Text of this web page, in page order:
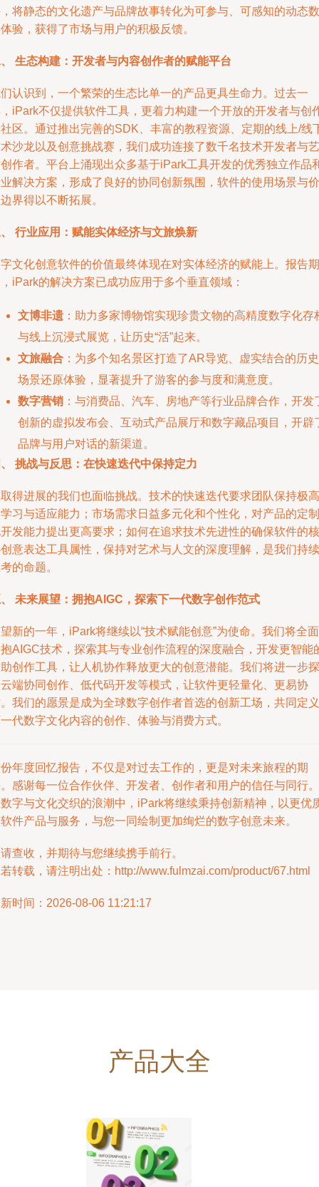
将静态的文化遗产与品牌故事转化为可参与、可感知的动态数
验，获得了市场与用户的积极反馈。
生态构建：开发者与内容创作者的赋能平台
认识到，一个繁荣的生态比单一的产品更具生命力。过去一
iPark不仅提供软件工具，更着力构建一个开放的开发者与创
区。通过推出完善的SDK、丰富的教程资源、定期的线上/线
沙龙以及创意挑战赛，我们成功连接了数千名技术开发者与艺
作者。平台上涌现出众多基于iPark工具开发的优秀独立作品
解决方案，形成了良好的协同创新氛围，软件的使用场景与价
界得以不断拓展。
行业应用：赋能实体经济与文旅焕新
文化创意软件的价值最终体现在对实体经济的赋能上。报告期
iPark的解决方案已成功应用于多个垂直领域：
文博非遗 ：助力多家博物馆实现珍贵文物的高精度数字化存
与线上沉浸式展览，让历史“活”起来。
文旅融合 ：为多个知名景区打造了AR导览、虚实结合的历史
场景还原体验，显著提升了游客的参与度和满意度。
数字营销 ：与消费品、汽车、房地产等行业品牌合作，开发
创新的虚拟发布会、互动式产品展厅和数字藏品项目，开辟
品牌与用户对话的新渠道。
挑战与反思：在快速迭代中保持定力
得进展的我们也面临挑战。技术的快速迭代要求团队保持极高
习与适应能力；市场需求日益多元化和个性化，对产品的定制
发能力提出更高要求；如何在追求技术先进性的确保软件的核
意表达工具属性，保持对艺术与人文的深度理解，是我们持续
的命题。
未来展望：拥抱AIGC，探索下一代数字创作范式
新的一年，iPark将继续以“技术赋能创意”为使命。我们将全面
AIGC技术，探索其与专业创作流程的深度融合，开发更智能
创作工具，让人机协作释放更大的创意潜能。我们将进一步探
端协同创作、低代码开发等模式，让软件更轻量化、更易协
我们的愿景是成为全球数字创作者首选的创新工场，共同定义
代数字文化内容的创作、体验与消费方式。
年度回忆报告，不仅是对过去工作的，更是对未来旅程的期
感谢每一位合作伙伴、开发者、创作者和用户的信任与同行。
字与文化交织的浪潮中，iPark将继续秉持创新精神，以更优
件产品与服务，与您一同绘制更加绚烂的数字创意未来。
查收，并期待与您继续携手前行。
转载，请注明出处：http://www.fulmzai.com/product/67.html
时间：2026-08-06 11:21:17
产品大全